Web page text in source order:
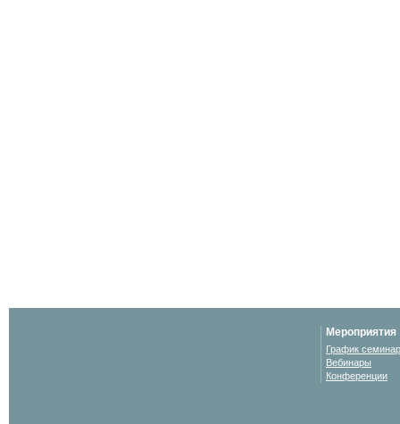
Мероприятия
График
Вебинары
Конференции